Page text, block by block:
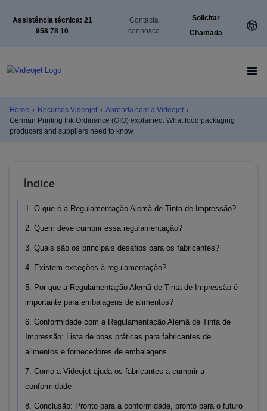
Assistência técnica: 21
958 78 10
Contacta
connosco
Solicitar
Chamada
Home › Recursos Videojet › Aprenda com a Videojet ›
German Printing Ink Ordinance (GIO) explained: What food packaging
producers and suppliers need to know
Índice
1. O que é a Regulamentação Alemã de Tinta de Impressão?
2. Quem deve cumprir essa regulamentação?
3. Quais são os principais desafios para os fabricantes?
4. Existem exceções à regulamentação?
5. Por que a Regulamentação Alemã de Tinta de Impressão é
importante para embalagens de alimentos?
6. Conformidade com a Regulamentação Alemã de Tinta de
Impressão: Lista de boas práticas para fabricantes de
alimentos e fornecedores de embalagens
7. Como a Videojet ajuda os fabricantes a cumprir a
conformidade
8. Conclusão: Pronto para a conformidade, pronto para o futuro